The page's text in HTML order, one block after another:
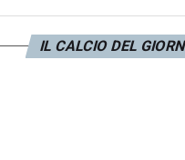
solo in prestito…».
IL CALCIO DEL